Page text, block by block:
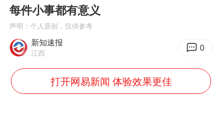
美股创4月份以来最大单周涨幅
台州《告全体市民书》：非必要不外出
胡彦斌获《歌手2026》歌王
每件小事都有意义
声明：个人原创，仅供参考
新知速报
江西 0
打开网易新闻 体验效果更佳